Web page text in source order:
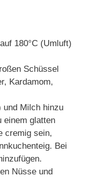
180°C (Umluft)
Schüssel
Kardamom,
und Milch hinzu
einem glatten
cremig sein,
Bei
Nüsse und